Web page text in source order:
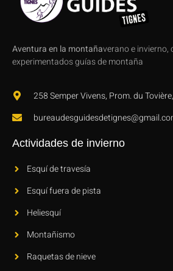
Aventura en la montañaverano e invierno,
experimentados guías de montaña
258 Semper Vivens, Prom. du
Actividades de invierno
Esquí de travesía
Esquí fuera de pista
Heliesquí
Montañismo
Raquetas de nieve